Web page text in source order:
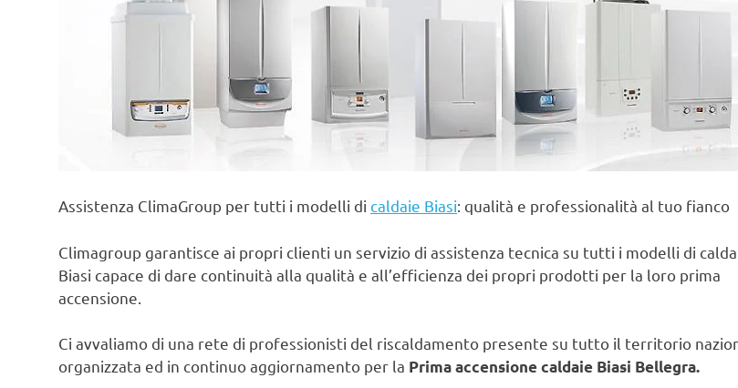
Assistenza ClimaGroup per tutti i modelli di caldaie Biasi: qualità e professionalità al tuo fianco
Climagroup garantisce ai propri clienti un servizio di assistenza tecnica su tutti i modelli di
Biasi capace di dare continuità alla qualità e all’efficienza dei propri prodotti per la loro prima
accensione.
Ci avvaliamo di una rete di professionisti del riscaldamento presente su tutto il territorio
organizzata ed in continuo aggiornamento per la Prima accensione caldaie Biasi Bellegra.